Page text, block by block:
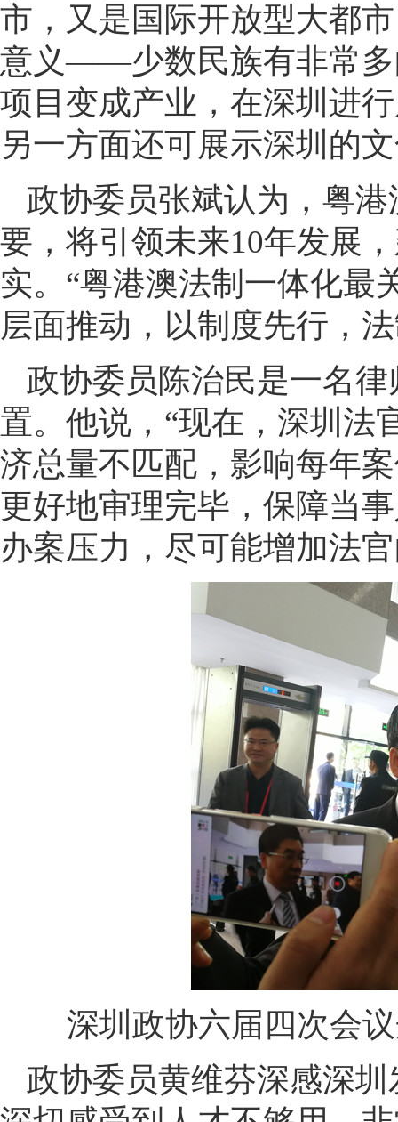
市，又是国际开放型大都
意义——少数民族有非常多
项目变成产业，在深圳进
另一方面还可展示深圳的
政协委员张斌认为，粤
要，将引领未来10年发展
实。“粤港澳法制一体化最
层面推动，以制度先行，
政协委员陈治民是一名
置。他说，“现在，深圳法
济总量不匹配，影响每年
更好地审理完毕，保障当
办案压力，尽可能增加法
深圳政协六届四次会
政协委员黄维芬深感深